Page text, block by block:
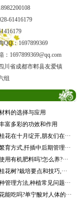
61416179
QQ：1697899369
：1697899369@qq.com
川省成都市郫县友爱镇
组
料的选择与应用
富多彩的功效和作用
花在十月绽开,朋友们在···
育方式,扦插中后期管理···
用有机肥料吗?怎么养?···
花树?栽培要点和技巧,···
管理方法,种植常见问题···
能吃吗?单宁酸对人体的···